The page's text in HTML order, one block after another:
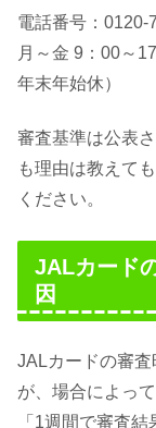
電話番号：0120-
月～金 9：00～
年末年始休）
審査基準は公表
も理由は教えて
ください。
JALカード
因
JALカードの審
が、場合によっ
「1週間で審査